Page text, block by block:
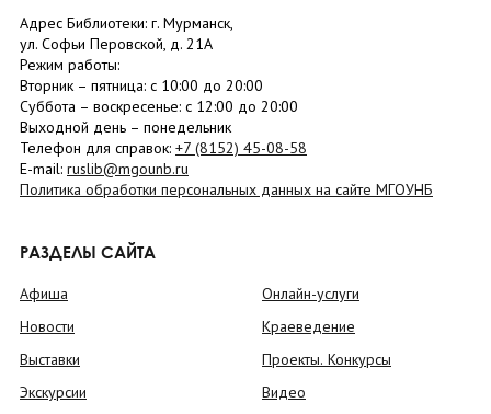
Адрес Библиотеки: г. Мурманск,
ул. Софьи Перовской, д. 21А
Режим работы:
Вторник – пятница: с 10:00 до 20:00
Суббота – воскресенье: c 12:00 до 20:00
Выходной день – понедельник
Телефон для справок: +7 (8152) 45-08-58
E-mail: ruslib@mgounb.ru
Политика обработки персональных данных на сайте МГОУНБ
РАЗДЕЛЫ САЙТА
Афиша
Новости
Выставки
Экскурсии
Онлайн-услуги
Краеведение
Проекты. Конкурсы
Видео